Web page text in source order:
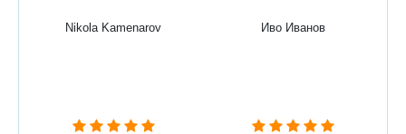
Nikola Kamenarov Иво Иванов